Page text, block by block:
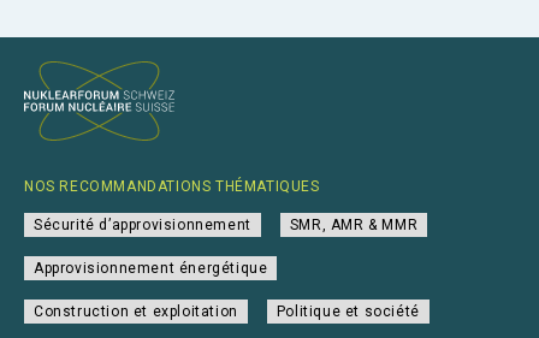
NOS RECOMMANDATIONS THÉMATIQUES
Sécurité d’approvisionnement SMR, AMR & MMR
Approvisionnement énergétique
Construction et exploitation Politique et société